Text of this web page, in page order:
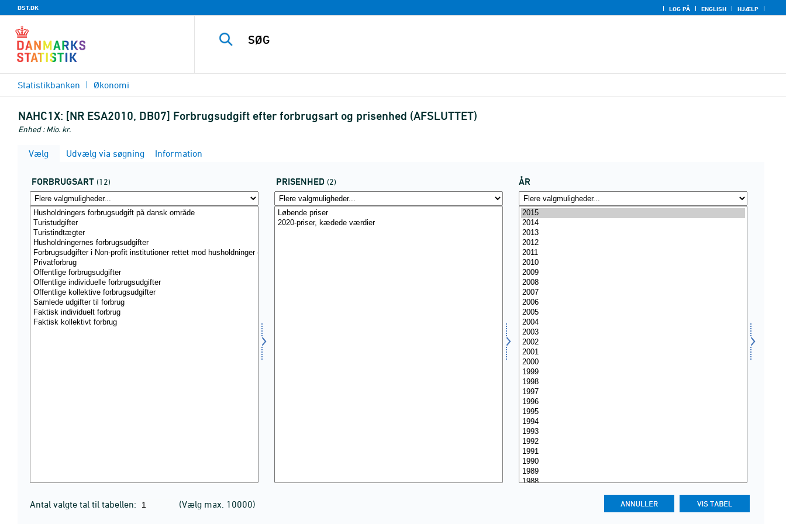
DST.DK LOG PÅ ENGLISH HJÆLP
Statistikbanken Økonomi
NAHC1X: [NR ESA2010, DB07] Forbrugsudgift efter forbrugsart og prisenhed (AFSLUTTET)
Enhed : Mio. kr.
Vælg Udvælg via søgning Information
FORBRUGSART (12) PRISENHED (2) ÅR
Antal valgte tal til tabellen: (Vælg max. 10000)